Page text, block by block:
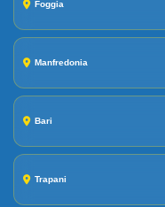
Foggia
Manfredonia
Bari
Trapani